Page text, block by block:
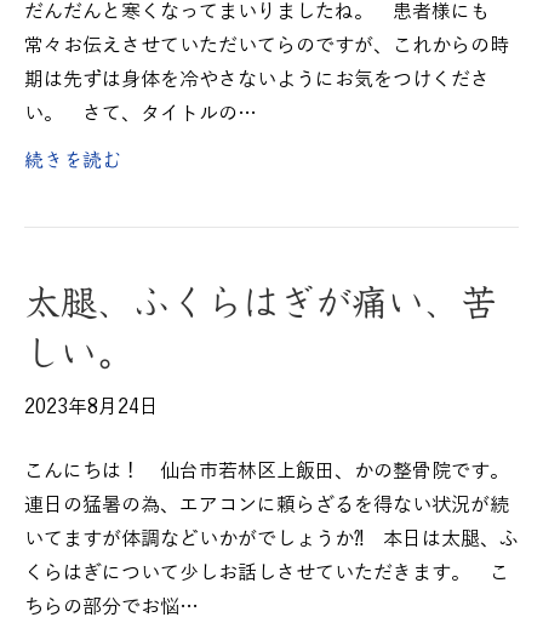
だんだんと寒くなってまいりましたね。 患者様にも
常々お伝えさせていただいてらのですが、これからの時
期は先ずは身体を冷やさないようにお気をつけくださ
い。 さて、タイトルの…
続きを読む
太腿、ふくらはぎが痛い、苦
しい。
2023年8月24日
こんにちは！ 仙台市若林区上飯田、かの整骨院です。
連日の猛暑の為、エアコンに頼らざるを得ない状況が続
いてますが体調などいかがでしょうか⁈ 本日は太腿、ふ
くらはぎについて少しお話しさせていただきます。 こ
ちらの部分でお悩…